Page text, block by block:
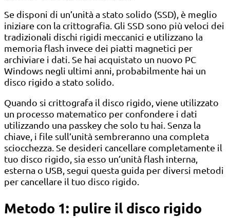
Se disponi di un’unità a stato solido (SSD), è meglio
iniziare con la crittografia. Gli SSD sono più veloci dei
tradizionali dischi rigidi meccanici e utilizzano la
memoria flash invece dei piatti magnetici per
archiviare i dati. Se hai acquistato un nuovo PC
Windows negli ultimi anni, probabilmente hai un
disco rigido a stato solido.
Quando si crittografa il disco rigido, viene utilizzato
un processo matematico per confondere i dati
utilizzando una passkey che solo tu hai. Senza la
chiave, i file sull’unità sembreranno una completa
sciocchezza. Se desideri cancellare completamente il
tuo disco rigido, sia esso un’unità flash interna,
esterna o USB, segui questa guida per diversi metodi
per cancellare il tuo disco rigido.
Metodo 1: pulire il disco rigido